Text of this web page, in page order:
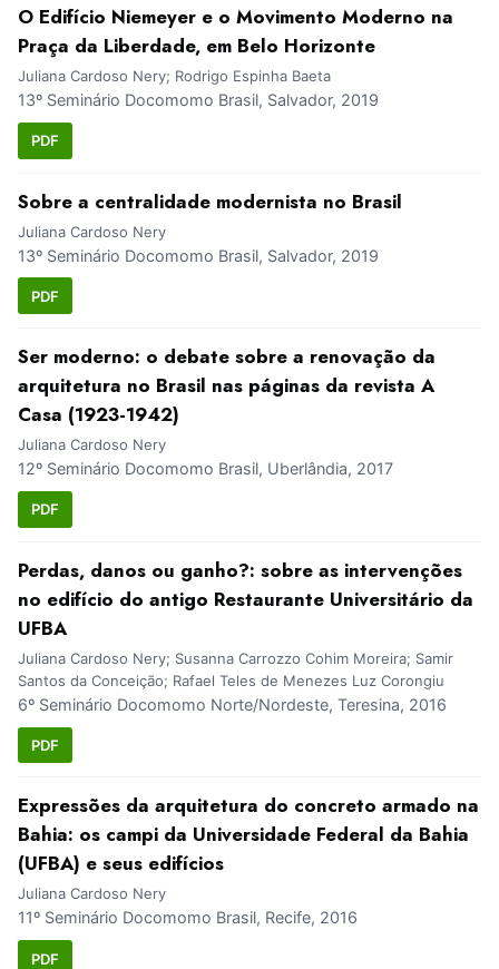
O Edifício Niemeyer e o Movimento Moderno na
Praça da Liberdade, em Belo Horizonte
Juliana Cardoso Nery; Rodrigo Espinha Baeta
13º Seminário Docomomo Brasil, Salvador, 2019
PDF
Sobre a centralidade modernista no Brasil
Juliana Cardoso Nery
13º Seminário Docomomo Brasil, Salvador, 2019
PDF
Ser moderno: o debate sobre a renovação da
arquitetura no Brasil nas páginas da revista A
Casa (1923-1942)
Juliana Cardoso Nery
12º Seminário Docomomo Brasil, Uberlândia, 2017
PDF
Perdas, danos ou ganho?: sobre as intervenções
no edifício do antigo Restaurante Universitário da
UFBA
Juliana Cardoso Nery; Susanna Carrozzo Cohim Moreira; Samir
Santos da Conceição; Rafael Teles de Menezes Luz Corongiu
6º Seminário Docomomo Norte/Nordeste, Teresina, 2016
PDF
Expressões da arquitetura do concreto armado na
Bahia: os campi da Universidade Federal da Bahia
(UFBA) e seus edifícios
Juliana Cardoso Nery
11º Seminário Docomomo Brasil, Recife, 2016
PDF